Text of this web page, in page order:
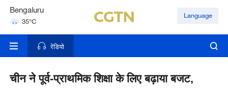
Bengaluru
35°C
Hyderabad
Language
रेडियो
चीन ने पूर्व-प्राथमिक शिक्षा के लिए बढ़ाया बजट,